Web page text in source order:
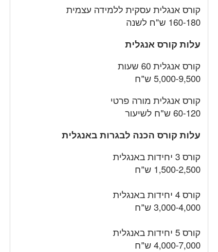
קורס אנגלית עסקית ללמידה עצמית
160-180 ש"ח לשנה
עלות קורס אנגלית
קורס אנגלית 60 שעות
5,000-9,500 ש"ח
קורס אנגלית מורה פרטי
60-120 ש"ח לשיעור
עלות קורס הכנה לבגרות באנגלית
קורס 3 יחידות באנגלית
1,500-2,500 ש"ח
קורס 4 יחידות באנגלית
3,000-4,000 ש"ח
קורס 5 יחידות באנגלית
4,000-7,000 ש"ח